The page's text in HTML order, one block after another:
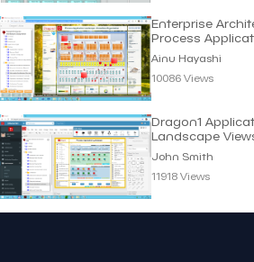
Enterprise
Process
Landscape
Ainu Hayashi
10086 Views
Dragon1
Landscape
Smith
John Smith
11918 Views